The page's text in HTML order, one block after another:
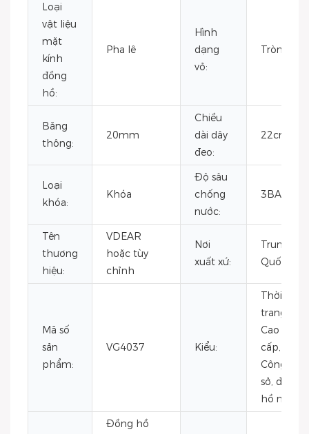
Loại
vật liệu
mặt
kính
đồng
hồ:
Pha lê
Hình
dạng
vỏ:
Tròn
Băng
thông:
20mm
Chiều
dài dây
đeo:
22cm
Loại
khóa:
Khóa
Độ sâu
chống
nước:
3BAR
Tên
thương
hiệu:
VDEAR
hoặc tùy
chỉnh
Nơi
xuất xứ:
Trung
Quốc
Mã số
sản
phẩm:
VG4037 Kiểu:
Thời
trang,
Cao
cấp,
Công
sở, đồng
hồ nam
Đồng hồ